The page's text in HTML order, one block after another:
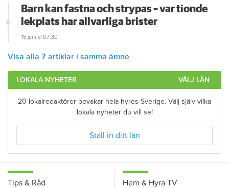
Barn kan fastna och strypas – var tionde
lekplats har allvarliga brister
15 juni kl 07:30
Visa alla 7 artiklar i samma ämne
LOKALA NYHETER VÄLJ LÄN
20 lokalredaktörer bevakar hela hyres-Sverige. Välj själv vilka
lokala nyheter du vill se!
Ställ in ditt län
Tips & Råd Hem & Hyra TV